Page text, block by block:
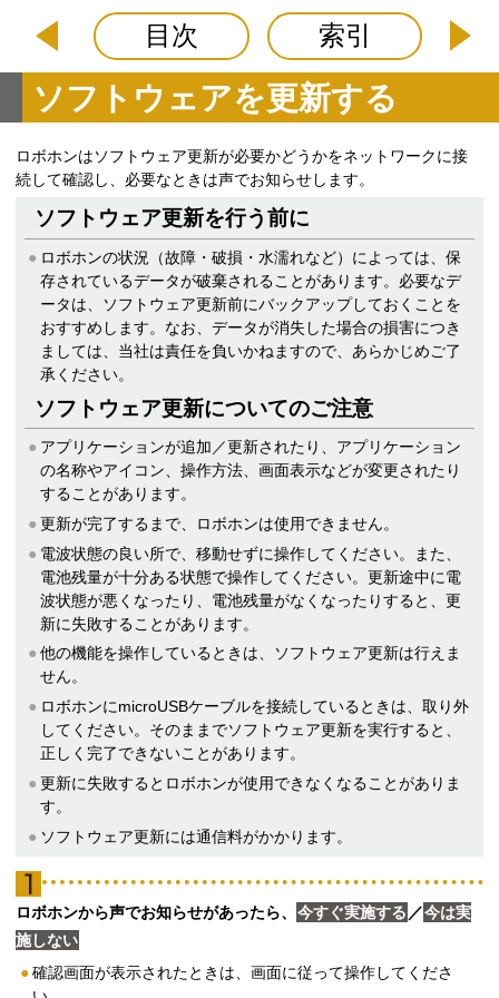
目次 索引
ソフトウェアを更新する
ロボホンはソフトウェア更新が必要かどうかをネットワークに接
続して確認し、必要なときは声でお知らせします。
ソフトウェア更新を行う前に
ロボホンの状況（故障・破損・水濡れなど）によっては、保
存されているデータが破棄されることがあります。必要なデ
ータは、ソフトウェア更新前にバックアップしておくことを
おすすめします。なお、データが消失した場合の損害につき
ましては、当社は責任を負いかねますので、あらかじめご了
承ください。
ソフトウェア更新についてのご注意
アプリケーションが追加／更新されたり、アプリケーション
の名称やアイコン、操作方法、画面表示などが変更されたり
することがあります。
更新が完了するまで、ロボホンは使用できません。
電波状態の良い所で、移動せずに操作してください。また、
電池残量が十分ある状態で操作してください。更新途中に電
波状態が悪くなったり、電池残量がなくなったりすると、更
新に失敗することがあります。
他の機能を操作しているときは、ソフトウェア更新は行えま
せん。
ロボホンにmicroUSBケーブルを接続しているときは、取り外
してください。そのままでソフトウェア更新を実行すると、
正しく完了できないことがあります。
更新に失敗するとロボホンが使用できなくなることがありま
す。
ソフトウェア更新には通信料がかかります。
ロボホンから声でお知らせがあったら、 今すぐ実施する ／今は実
施しない
確認画面が表示されたときは、画面に従って操作してくださ